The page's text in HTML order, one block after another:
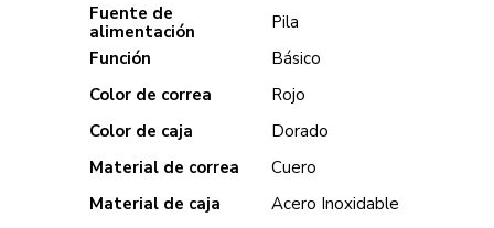
Fuente de
alimentación
Pila
Función
Básico
Color de correa
Rojo
Color de caja
Dorado
Material de correa
Cuero
Material de caja
Acero Inoxidable